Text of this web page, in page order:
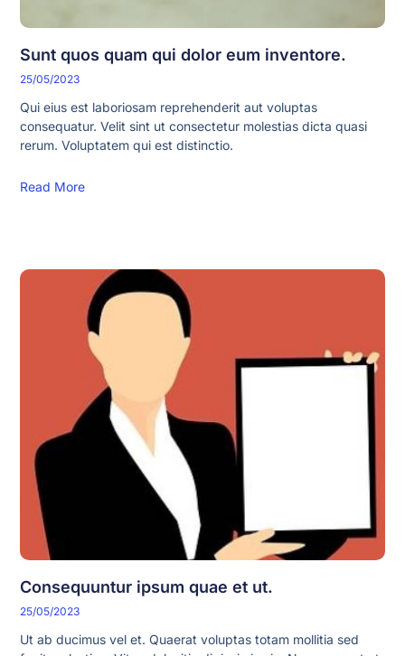
Sunt quos quam qui dolor eum inventore.
25/05/2023
Qui eius est laboriosam reprehenderit aut voluptas
consequatur. Velit sint ut consectetur molestias dicta quasi
rerum. Voluptatem qui est distinctio.
Read More
Consequuntur ipsum quae et ut.
25/05/2023
Ut ab ducimus vel et. Quaerat voluptas totam mollitia sed